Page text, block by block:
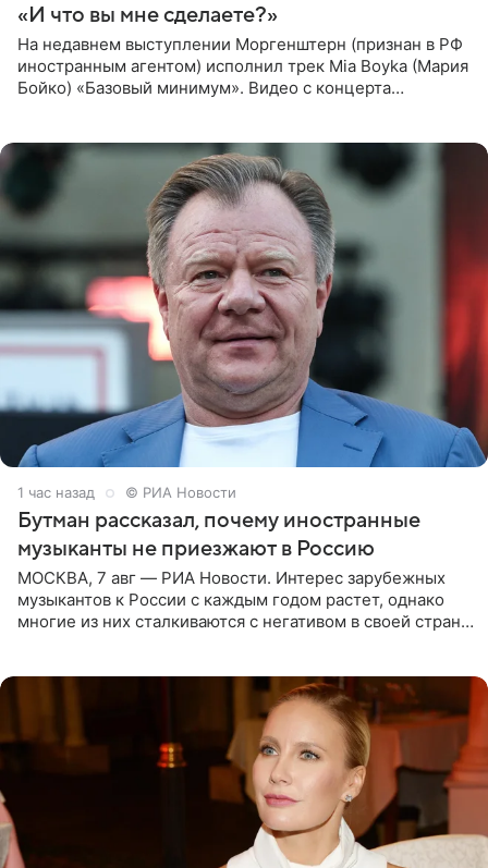
«И что вы мне сделаете?»
На недавнем выступлении Моргенштерн (признан в РФ
иностранным агентом) исполнил трек Mia Boyka (Мария
Бойко) «Базовый минимум». Видео с концерта
1 час назад © РИА Новости
Бутман рассказал, почему иностранные
музыканты не приезжают в Россию
МОСКВА, 7 авг — РИА Новости. Интерес зарубежных
музыкантов к России с каждым годом растет, однако
многие из них сталкиваются с негативом в своей стране